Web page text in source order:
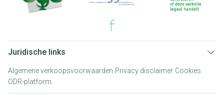
Juridische links
Algemene verkoopsvoorwaarden Privacy disclaimer Cookies
ODR-platform